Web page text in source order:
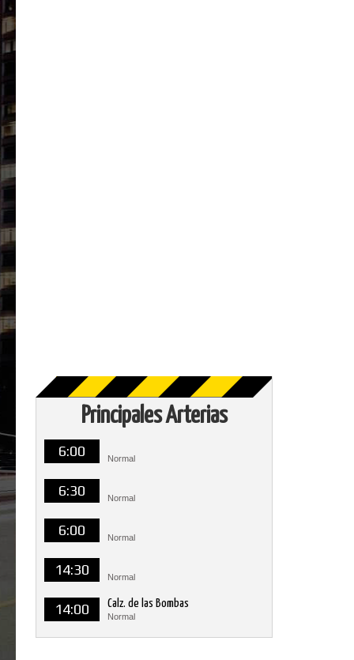
Principales Arterias
6:00 Normal
6:30 Normal
6:00 Normal
14:30 Normal
14:00 Calz. de las Bombas
Normal